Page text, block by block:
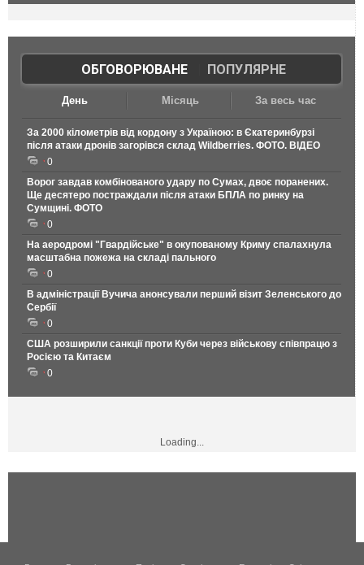
ОБГОВОРЮВАНЕ| ПОПУЛЯРНЕ
День Місяць За весь час
За 2000 кілометрів від кордону з Україною: в Єкатеринбурзі
після атаки дронів загорівся склад Wildberries. ФОТО. ВІДЕО
0
Ворог завдав комбінованого удару по Сумах, двоє поранених.
Ще десятеро постраждали після атаки БПЛА по ринку на
Сумщині. ФОТО
0
На аеродромі "Гвардійське" в окупованому Криму спалахнула
масштабна пожежа на складі пального
0
В адміністрації Вучича анонсували перший візит Зеленського до
Сербії
0
США розширили санкції проти Куби через військову співпрацю з
Росією та Китаєм
0
Loading...